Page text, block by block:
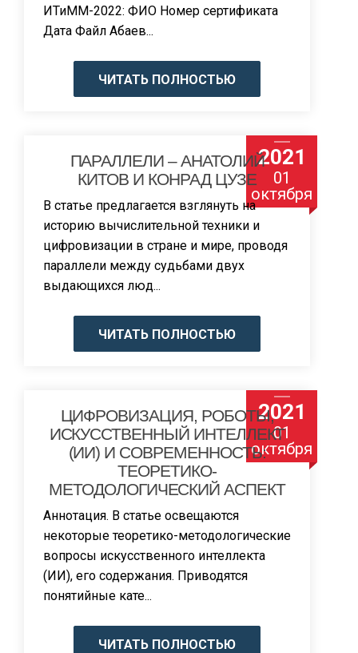
ИТиММ-2022: ФИО Номер сертификата
Дата Файл Абаев...
ЧИТАТЬ ПОЛНОСТЬЮ
2021
01
октября
ПАРАЛЛЕЛИ – АНАТОЛИЙ
КИТОВ И КОНРАД ЦУЗЕ
В статье предлагается взглянуть на
историю вычислительной техники и
цифровизации в стране и мире, проводя
параллели между судьбами двух
выдающихся люд...
ЧИТАТЬ ПОЛНОСТЬЮ
2021
01
октября
ЦИФРОВИЗАЦИЯ, РОБОТЫ,
ИСКУССТВЕННЫЙ ИНТЕЛЛЕКТ
(ИИ) И СОВРЕМЕННОСТЬ:
ТЕОРЕТИКО-
МЕТОДОЛОГИЧЕСКИЙ АСПЕКТ
Аннотация. В статье освещаются
некоторые теоретико-методологические
вопросы искусственного интеллекта
(ИИ), его содержания. Приводятся
понятийные кате...
ЧИТАТЬ ПОЛНОСТЬЮ